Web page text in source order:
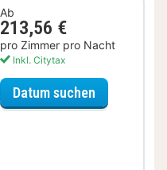
Ab
213,56 €
pro Zimmer pro Nacht
Inkl. Citytax
Datum suchen